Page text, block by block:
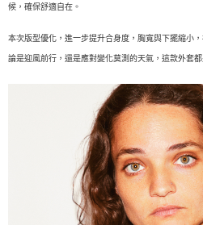
候，確保舒適自在。
本次版型優化，進一步提升合身度，胸寬與下擺縮小
論是迎風前行，還是應對變化莫測的天氣，這款外套都